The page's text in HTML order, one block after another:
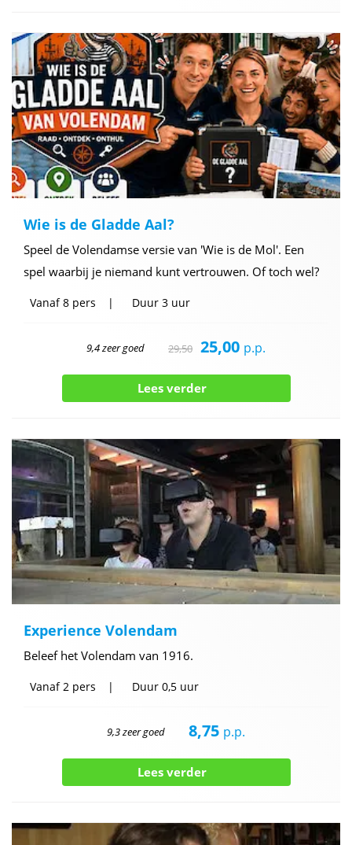
Wie is de Gladde Aal?
Speel de Volendamse versie van 'Wie is de Mol'. Een
spel waarbij je niemand kunt vertrouwen. Of toch wel?
Vanaf8 pers Duur 3 uur
9,4 zeer goed 29,50 25,00 p.p.
Lees verder
Experience Volendam
Beleef het Volendam van 1916.
Vanaf2 pers Duur 0,5 uur
9,3 zeer goed 8,75 p.p.
Lees verder